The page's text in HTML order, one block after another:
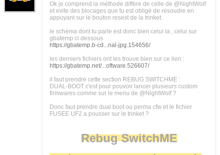
Ok je comprend la méthode diffère de celle de @NightWolf
et evite des blocages que tu est obligé de résoudre en
appuyant sur le bouton resest de la trinket.
le schéma dont tu parle est donc bien celui la , celui sur
gbatemp ci dessous
https://gbatemp.b-cd...nal-jpg.154656/
les derniers fichiers ont les trouve bien sur ce lien :
https://gbatemp.net/...oftware.526607/
il faut prendre cette section REBUG SWITCHME :
DUAL-BOOT c'est pour pouvoir lancer plusieurs custom
firmwares comme sur le menu de @NightWolf ?
Donc faut prendre dual boot ou perma cfw et le fichier
FUSEE UF2 a pousser sur le trinket ?
Rebug SwitchME